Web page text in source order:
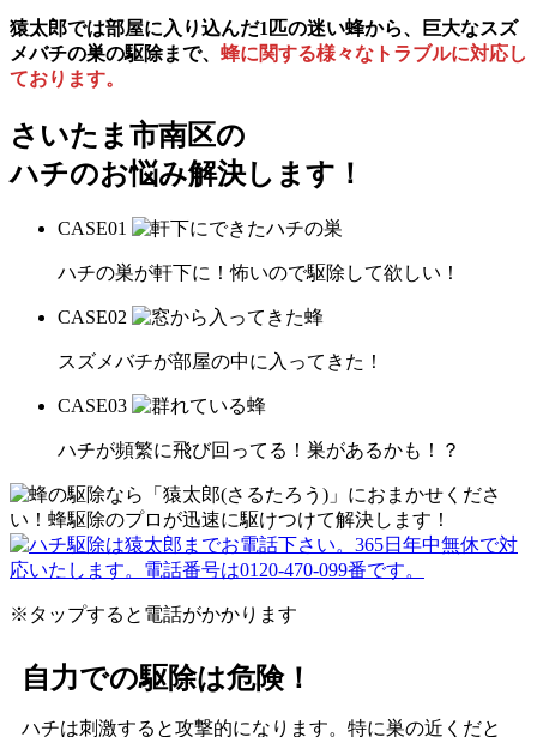
猿太郎では部屋に入り込んだ1匹の迷い蜂から、巨大なスズ
メバチの巣の駆除まで、 蜂に関する様々なトラブルに対応し
ております。
さいたま市南区の
ハチのお悩み解決します！
CASE01
ハチの巣が軒下に！怖いので駆除して欲しい！
CASE02
スズメバチが部屋の中に入ってきた！
CASE03
ハチが頻繁に飛び回ってる！巣があるかも！？
※タップすると電話がかかります
自力での駆除は危険！
ハチは刺激すると攻撃的になります。特に巣の近くだと